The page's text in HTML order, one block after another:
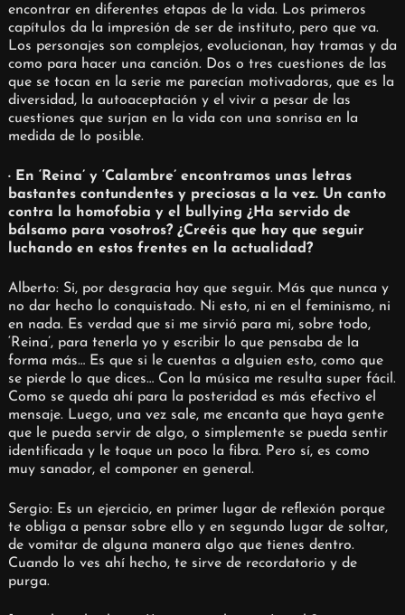
encontrar en diferentes etapas de la vida. Los primeros
capítulos da la impresión de ser de instituto, pero que va.
Los personajes son complejos, evolucionan, hay tramas y da
como para hacer una canción. Dos o tres cuestiones de las
que se tocan en la serie me parecían motivadoras, que es la
diversidad, la autoaceptación y el vivir a pesar de las
cuestiones que surjan en la vida con una sonrisa en la
medida de lo posible.
· En ‘Reina’ y ‘Calambre’ encontramos unas letras
bastantes contundentes y preciosas a la vez. Un canto
contra la homofobia y el bullying ¿Ha servido de
bálsamo para vosotros? ¿Creéis que hay que seguir
luchando en estos frentes en la actualidad?
Alberto: Si, por desgracia hay que seguir. Más que nunca y
no dar hecho lo conquistado. Ni esto, ni en el feminismo, ni
en nada. Es verdad que si me sirvió para mi, sobre todo,
‘Reina’, para tenerla yo y escribir lo que pensaba de la
forma más… Es que si le cuentas a alguien esto, como que
se pierde lo que dices… Con la música me resulta super fácil.
Como se queda ahí para la posteridad es más efectivo el
mensaje. Luego, una vez sale, me encanta que haya gente
que le pueda servir de algo, o simplemente se pueda sentir
identificada y le toque un poco la fibra. Pero sí, es como
muy sanador, el componer en general.
Sergio: Es un ejercicio, en primer lugar de reflexión porque
te obliga a pensar sobre ello y en segundo lugar de soltar,
de vomitar de alguna manera algo que tienes dentro.
Cuando lo ves ahí hecho, te sirve de recordatorio y de
purga.